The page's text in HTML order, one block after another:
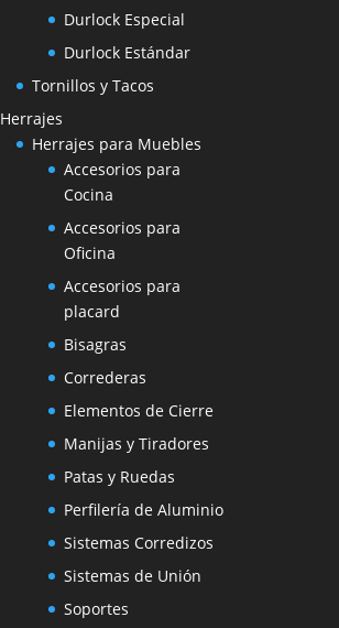
Durlock Especial
Durlock Estándar
Tornillos y Tacos
Herrajes
Herrajes para Muebles
Accesorios para
Cocina
Accesorios para
Oficina
Accesorios para
placard
Bisagras
Correderas
Elementos de Cierre
Manijas y Tiradores
Patas y Ruedas
Perfilería de Aluminio
Sistemas Corredizos
Sistemas de Unión
Soportes